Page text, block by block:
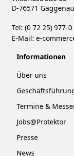
D-76571 Gaggenau
Tel: (0 72 25) 977-0
E-Mail: e-
Informationen
Über uns
Termine &
Jobs@Protektor
Presse
News